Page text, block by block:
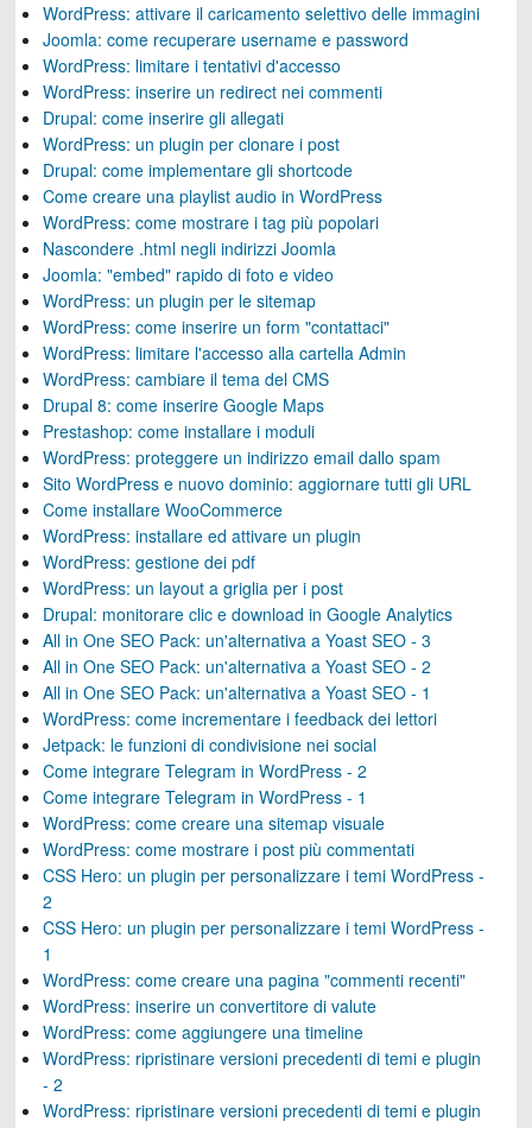
WordPress: attivare il caricamento selettivo delle immagini
Joomla: come recuperare username e password
WordPress: limitare i tentativi d'accesso
WordPress: inserire un redirect nei commenti
Drupal: come inserire gli allegati
WordPress: un plugin per clonare i post
Drupal: come implementare gli shortcode
Come creare una playlist audio in WordPress
WordPress: come mostrare i tag più popolari
Nascondere .html negli indirizzi Joomla
Joomla: "embed" rapido di foto e video
WordPress: un plugin per le sitemap
WordPress: come inserire un form "contattaci"
WordPress: limitare l'accesso alla cartella Admin
WordPress: cambiare il tema del CMS
Drupal 8: come inserire Google Maps
Prestashop: come installare i moduli
WordPress: proteggere un indirizzo email dallo spam
Sito WordPress e nuovo dominio: aggiornare tutti gli URL
Come installare WooCommerce
WordPress: installare ed attivare un plugin
WordPress: gestione dei pdf
WordPress: un layout a griglia per i post
Drupal: monitorare clic e download in Google Analytics
All in One SEO Pack: un'alternativa a Yoast SEO - 3
All in One SEO Pack: un'alternativa a Yoast SEO - 2
All in One SEO Pack: un'alternativa a Yoast SEO - 1
WordPress: come incrementare i feedback dei lettori
Jetpack: le funzioni di condivisione nei social
Come integrare Telegram in WordPress - 2
Come integrare Telegram in WordPress - 1
WordPress: come creare una sitemap visuale
WordPress: come mostrare i post più commentati
CSS Hero: un plugin per personalizzare i temi WordPress -
2
CSS Hero: un plugin per personalizzare i temi WordPress -
1
WordPress: come creare una pagina "commenti recenti"
WordPress: inserire un convertitore di valute
WordPress: come aggiungere una timeline
WordPress: ripristinare versioni precedenti di temi e plugin
- 2
WordPress: ripristinare versioni precedenti di temi e plugin